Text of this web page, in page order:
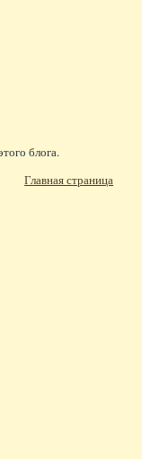
блога.
Главная страница